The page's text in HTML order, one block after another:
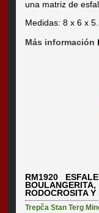
una matriz de
Medidas: 8 x 6 x
Más información
RM1920
BOULANGERITA,
RODOCROSITA Y
Trepča Stan Terg